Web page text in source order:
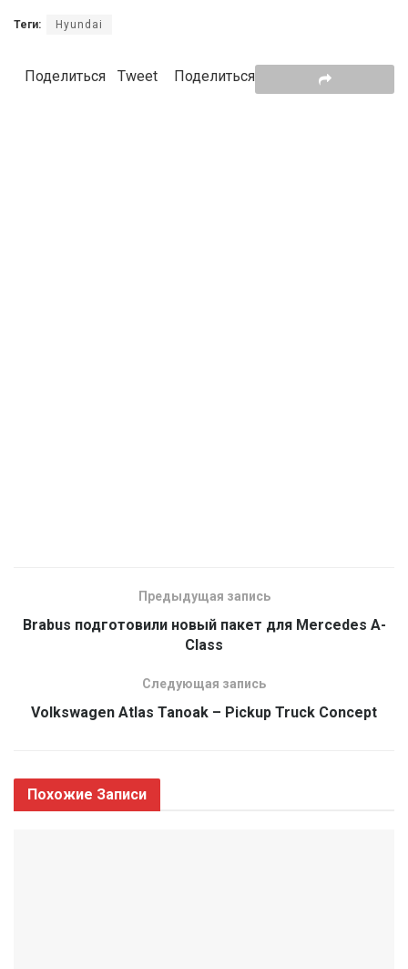
Теги: Hyundai
Поделиться Tweet Поделиться
Предыдущая запись
Brabus подготовили новый пакет для Mercedes A-
Class
Следующая запись
Volkswagen Atlas Tanoak – Pickup Truck Concept
Похожие Записи